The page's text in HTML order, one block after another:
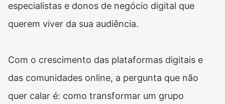
especialistas e donos de negócio digital que
querem viver da sua audiência.
Com o crescimento das plataformas digitais e
das comunidades online, a pergunta que não
quer calar é: como transformar um grupo